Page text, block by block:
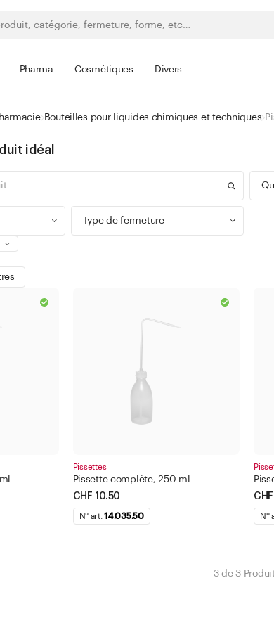
Pharma Cosmétiques Divers
Bouteilles pour liquides chimiques et techniques
idéal
Type de fermeture
Pissettes
Pissette complète, 250 ml
CHF 10.50
N° art.14.035.50 N°
3de3